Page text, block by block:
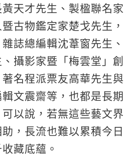
天才先生、製楹聯名家
古物鑑定家楚戈先生，
誌總編輯沈葦窗先生、
攝影家暨「梅雲堂」創
名程派票友高華先生與
輯文震齋等，也都是長期
以說，若無這些藝文界
，長流也難以累積今日
藏底蘊。